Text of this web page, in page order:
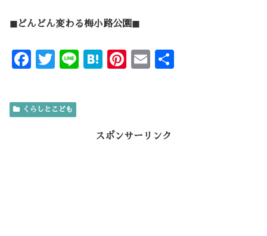
◼︎どんどん変わる梅小路公園◼︎
F
e
b
T
it
te
Li
H
a
Pi
t
E
くらしとこども
スポンサーリンク